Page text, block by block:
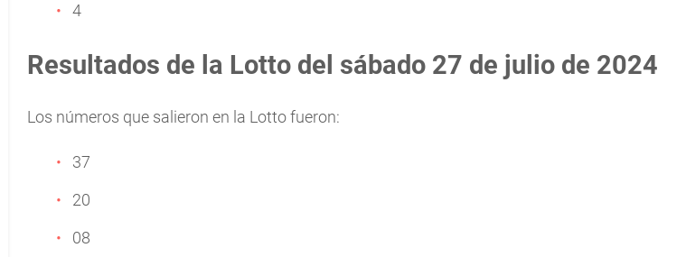
4
Resultados de la Lotto del sábado 27 de julio de 2024
Los números que salieron en la Lotto fueron:
37
20
08